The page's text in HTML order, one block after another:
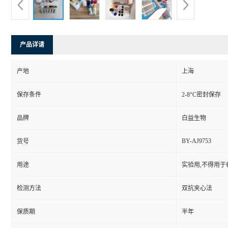
产品详请
产地 上海
保存条件 2-8°C密封保存
品牌 白益生物
货号 BY-AJ9753
用途 实验用,不得用于
检测方法 双抗夹心法
保质期 半年